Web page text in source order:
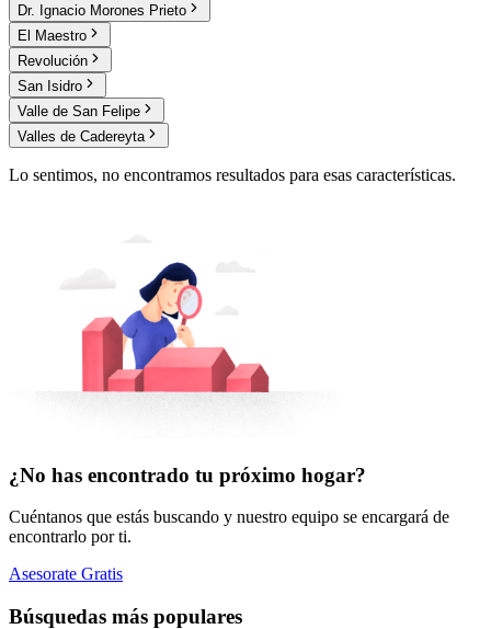
Dr. Ignacio Morones Prieto
El Maestro
Revolución
San Isidro
Valle de San Felipe
Valles de Cadereyta
Lo sentimos, no encontramos resultados para esas características.
¿No has encontrado tu próximo hogar?
Cuéntanos que estás buscando y nuestro equipo se encargará de
encontrarlo por ti.
Asesorate Gratis
Búsquedas más populares